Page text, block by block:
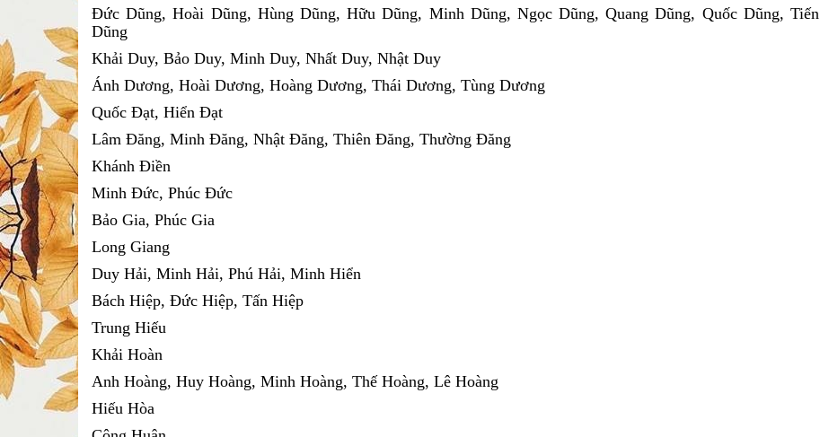
Đức Dũng, Hoài Dũng, Hùng Dũng, Hữu Dũng, Minh Dũng, Ngọc Dũng, Quang Dũng, Quốc Dũng, Tiến
Dũng
Khải Duy, Bảo Duy, Minh Duy, Nhất Duy, Nhật Duy
Ánh Dương, Hoài Dương, Hoàng Dương, Thái Dương, Tùng Dương
Quốc Đạt, Hiển Đạt
Lâm Đăng, Minh Đăng, Nhật Đăng, Thiên Đăng, Thường Đăng
Khánh Điền
Minh Đức, Phúc Đức
Bảo Gia, Phúc Gia
Long Giang
Duy Hải, Minh Hải, Phú Hải, Minh Hiển
Bách Hiệp, Đức Hiệp, Tấn Hiệp
Trung Hiếu
Khải Hoàn
Anh Hoàng, Huy Hoàng, Minh Hoàng, Thế Hoàng, Lê Hoàng
Hiếu Hòa